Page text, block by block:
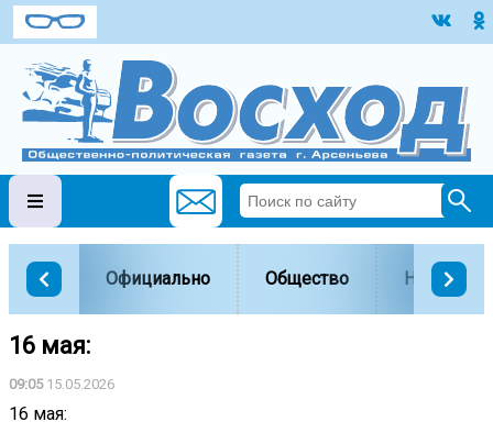
Официально Общество Наука и
16 мая:
09:0515.05.2026
16 мая: